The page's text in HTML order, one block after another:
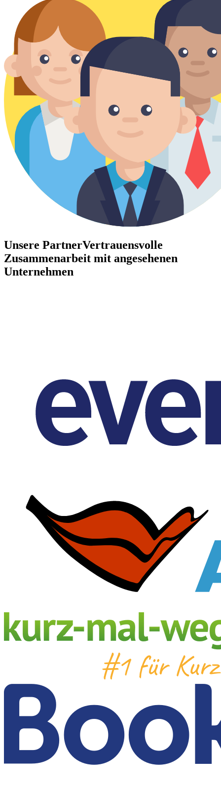
Unsere PartnerVertrauensvolle
Zusammenarbeit mit angesehenen
Unternehmen